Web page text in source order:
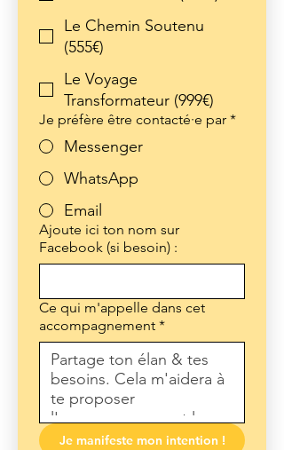
Le Chemin Soutenu
(555€)
Le Voyage
Transformateur (999€)
Je préfère être contacté·e par *
Messenger
WhatsApp
Email
Ajoute ici ton nom sur
Facebook (si besoin) :
Ce qui m'appelle dans cet
accompagnement *
Je manifeste mon intention !